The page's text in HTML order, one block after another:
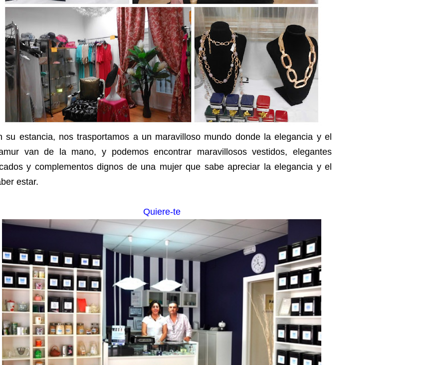
su estancia, nos trasportamos a un maravilloso mundo donde la elegancia y el
van de la mano, y podemos encontrar maravillosos vestidos, elegantes
y complementos dignos de una mujer que sabe apreciar la elegancia y el
estar.
Quiere-te